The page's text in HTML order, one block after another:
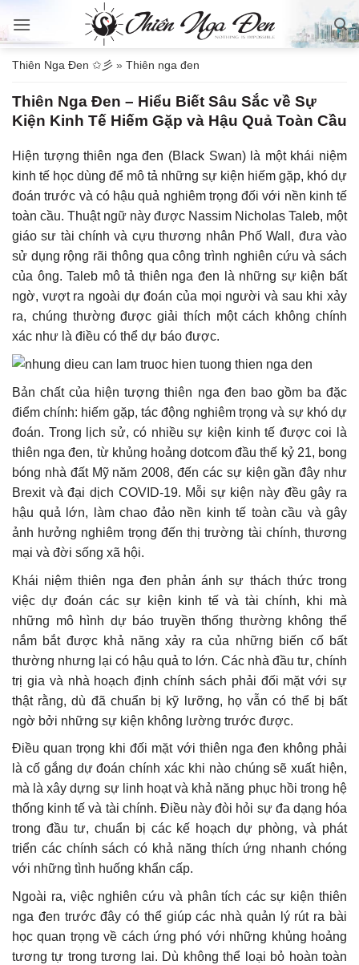
qua
dungThiên Nga Đen ✩彡 » Thiên nga đen
Thiên Nga Đen – Hiểu Biết Sâu Sắc về Sự
Kiện Kinh Tế Hiếm Gặp và Hậu Quả Toàn Cầu
Hiện tượng thiên nga đen (Black Swan) là một khái niệm
kinh tế học dùng để mô tả những sự kiện hiếm gặp, khó dự
đoán trước và có hậu quả nghiêm trọng đối với nền kinh tế
toàn cầu. Thuật ngữ này được Nassim Nicholas Taleb, một
giáo sư tài chính và cựu thương nhân Phố Wall, đưa vào
sử dụng rộng rãi thông qua công trình nghiên cứu và sách
của ông. Taleb mô tả thiên nga đen là những sự kiện bất
ngờ, vượt ra ngoài dự đoán của mọi người và sau khi xảy
ra, chúng thường được giải thích một cách không chính
xác như là điều có thể dự báo được.
Bản chất của hiện tượng thiên nga đen bao gồm ba đặc
điểm chính: hiếm gặp, tác động nghiêm trọng và sự khó dự
đoán. Trong lịch sử, có nhiều sự kiện kinh tế được coi là
thiên nga đen, từ khủng hoảng dotcom đầu thế kỷ 21, bong
bóng nhà đất Mỹ năm 2008, đến các sự kiện gần đây như
Brexit và đại dịch COVID-19. Mỗi sự kiện này đều gây ra
hậu quả lớn, làm chao đảo nền kinh tế toàn cầu và gây
ảnh hưởng nghiêm trọng đến thị trường tài chính, thương
mại và đời sống xã hội.
Khái niệm thiên nga đen phản ánh sự thách thức trong
việc dự đoán các sự kiện kinh tế và tài chính, khi mà
những mô hình dự báo truyền thống thường không thể
nắm bắt được khả năng xảy ra của những biến cố bất
thường nhưng lại có hậu quả to lớn. Các nhà đầu tư, chính
trị gia và nhà hoạch định chính sách phải đối mặt với sự
thật rằng, dù đã chuẩn bị kỹ lưỡng, họ vẫn có thể bị bất
ngờ bởi những sự kiện không lường trước được.
Điều quan trọng khi đối mặt với thiên nga đen không phải
là cố gắng dự đoán chính xác khi nào chúng sẽ xuất hiện,
mà là xây dựng sự linh hoạt và khả năng phục hồi trong hệ
thống kinh tế và tài chính. Điều này đòi hỏi sự đa dạng hóa
trong đầu tư, chuẩn bị các kế hoạch dự phòng, và phát
triển các chính sách có khả năng thích ứng nhanh chóng
với những tình huống khẩn cấp.
Ngoài ra, việc nghiên cứu và phân tích các sự kiện thiên
nga đen trước đây có thể giúp các nhà quản lý rút ra bài
học quan trọng về cách ứng phó với những khủng hoảng
tương tự trong tương lai. Dù không thể loại bỏ hoàn toàn